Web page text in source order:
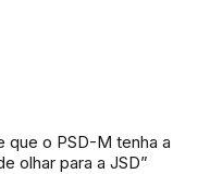
que o PSD-M tenha a
olhar para a JSD”